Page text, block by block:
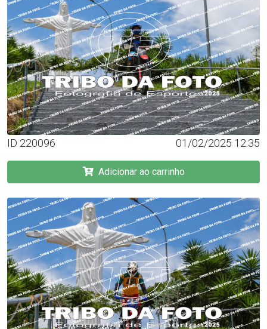
ID 220096 01/02/2025 12:35
Adicionar ao carrinho